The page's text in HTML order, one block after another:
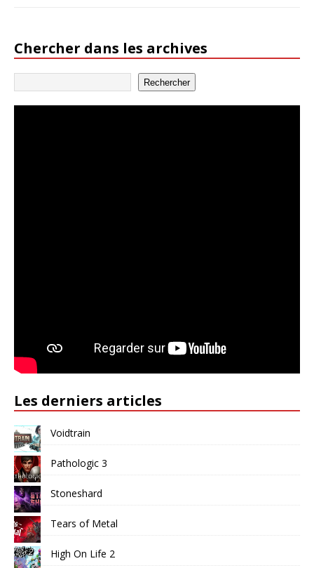
Chercher dans les archives
Rechercher
Les derniers articles
Voidtrain
Pathologic 3
Stoneshard
Tears of Metal
High On Life 2